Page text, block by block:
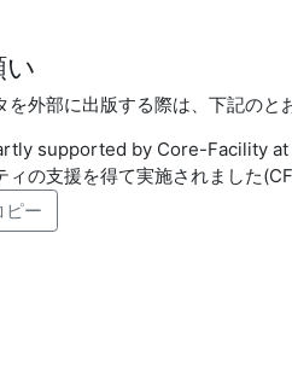
外部に出版する際は、下記のと
supported by Core-Facility at
の支援を得て実施されました
ピー